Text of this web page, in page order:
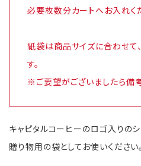
必要枚数分カートへお入れく
紙袋は商品サイズに合わせて
す。
※ご要望がございましたら備
キャピタルコーヒーのロゴ入りの
贈り物用の袋としてお使いください。